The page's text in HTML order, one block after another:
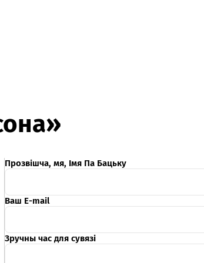
Рэжым
пн-пт
в
Прозвішча, мя, Імя Па Бацьку
Ваш E-mail
Зручны час для сувязі